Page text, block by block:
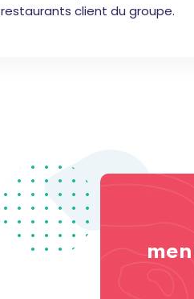
restaurants client du groupe.